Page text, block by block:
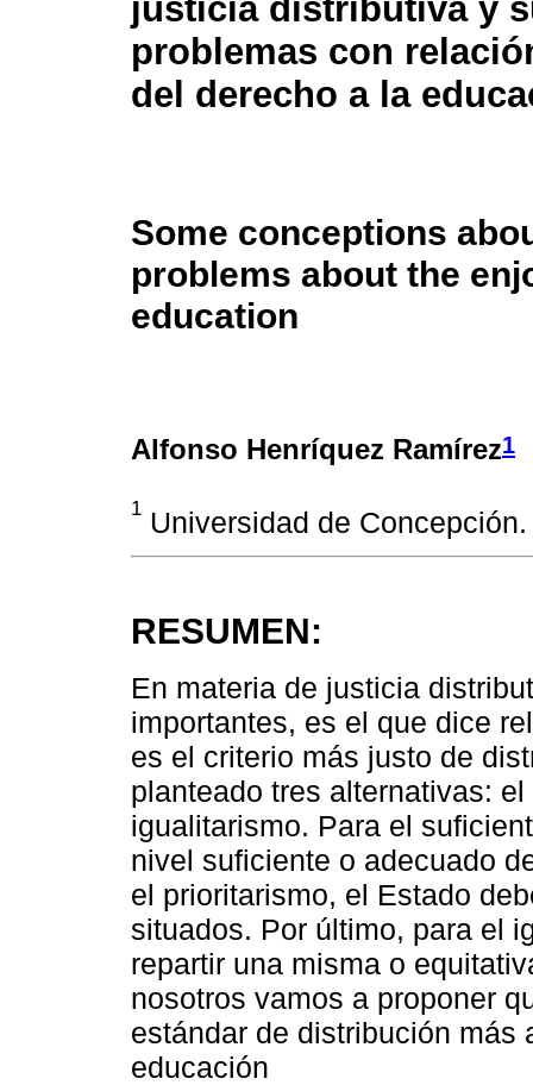
justicia distributiva y
problemas con
del derecho a la
Some conceptions
problems about the
education
Alfonso Henríquez Ramírez1
1 Universidad de
RESUMEN:
En materia de justicia
importantes, es el que dice
es el criterio más justo de
planteado tres alternativas: el
igualitarismo. Para el
nivel suficiente o adecuado
el prioritarismo, el Estado
situados. Por último, para el
repartir una misma o
nosotros vamos a proponer
estándar de distribución más
educación